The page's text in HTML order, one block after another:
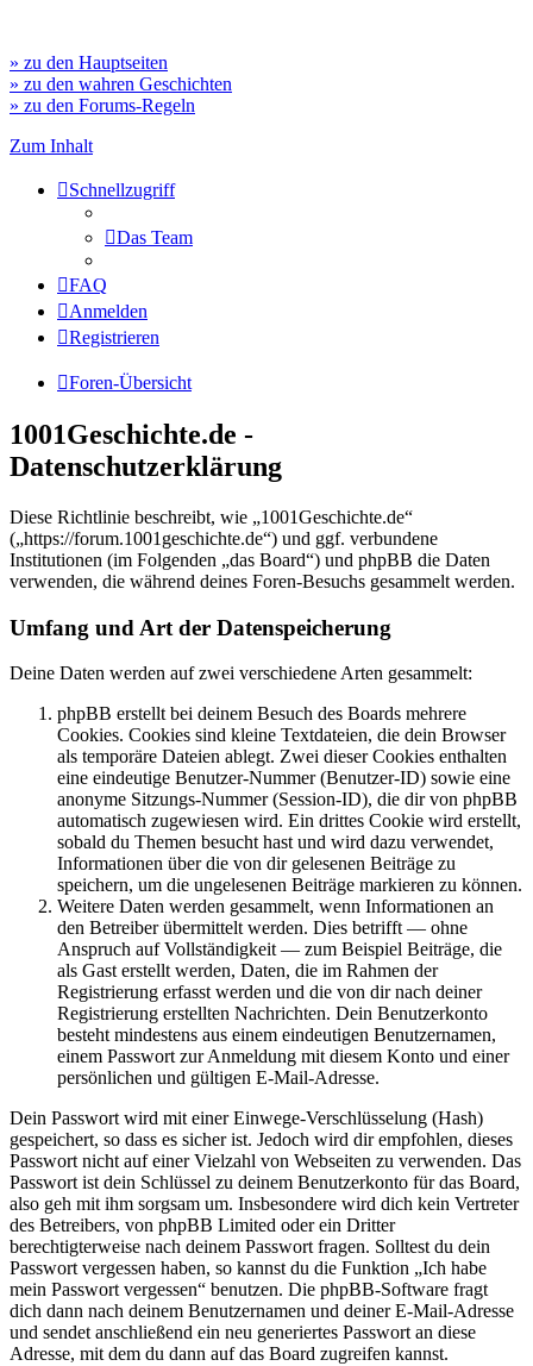
» zu den Hauptseiten
» zu den wahren Geschichten
» zu den Forums-Regeln
Zum Inhalt
Schnellzugriff
Das Team
FAQ
Anmelden
Registrieren
Foren-Übersicht
1001Geschichte.de -
Datenschutzerklärung
Diese Richtlinie beschreibt, wie „1001Geschichte.de“
(„https://forum.1001geschichte.de“) und ggf. verbundene
Institutionen (im Folgenden „das Board“) und phpBB die Daten
verwenden, die während deines Foren-Besuchs gesammelt werden.
Umfang und Art der Datenspeicherung
Deine Daten werden auf zwei verschiedene Arten gesammelt:
phpBB erstellt bei deinem Besuch des Boards mehrere
Cookies. Cookies sind kleine Textdateien, die dein Browser
als temporäre Dateien ablegt. Zwei dieser Cookies enthalten
eine eindeutige Benutzer-Nummer (Benutzer-ID) sowie eine
anonyme Sitzungs-Nummer (Session-ID), die dir von phpBB
automatisch zugewiesen wird. Ein drittes Cookie wird erstellt,
sobald du Themen besucht hast und wird dazu verwendet,
Informationen über die von dir gelesenen Beiträge zu
speichern, um die ungelesenen Beiträge markieren zu können.
Weitere Daten werden gesammelt, wenn Informationen an
den Betreiber übermittelt werden. Dies betrifft — ohne
Anspruch auf Vollständigkeit — zum Beispiel Beiträge, die
als Gast erstellt werden, Daten, die im Rahmen der
Registrierung erfasst werden und die von dir nach deiner
Registrierung erstellten Nachrichten. Dein Benutzerkonto
besteht mindestens aus einem eindeutigen Benutzernamen,
einem Passwort zur Anmeldung mit diesem Konto und einer
persönlichen und gültigen E-Mail-Adresse.
Dein Passwort wird mit einer Einwege-Verschlüsselung (Hash)
gespeichert, so dass es sicher ist. Jedoch wird dir empfohlen, dieses
Passwort nicht auf einer Vielzahl von Webseiten zu verwenden. Das
Passwort ist dein Schlüssel zu deinem Benutzerkonto für das Board,
also geh mit ihm sorgsam um. Insbesondere wird dich kein Vertreter
des Betreibers, von phpBB Limited oder ein Dritter
berechtigterweise nach deinem Passwort fragen. Solltest du dein
Passwort vergessen haben, so kannst du die Funktion „Ich habe
mein Passwort vergessen“ benutzen. Die phpBB-Software fragt
dich dann nach deinem Benutzernamen und deiner E-Mail-Adresse
und sendet anschließend ein neu generiertes Passwort an diese
Adresse, mit dem du dann auf das Board zugreifen kannst.